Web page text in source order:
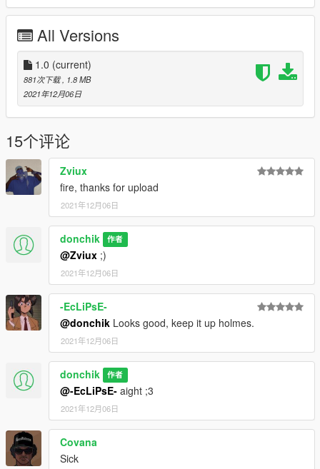
All Versions
1.0 (current)
881次下载 , 1.8 MB
2021年12月06日
15个评论
Zviux
fire, thanks for upload
2021年12月06日
donchik 作者
@Zviux ;)
2021年12月06日
-EcLiPsE-
@donchik Looks good, keep it up holmes.
2021年12月06日
donchik 作者
@-EcLiPsE- aight ;3
2021年12月06日
Covana
Sick